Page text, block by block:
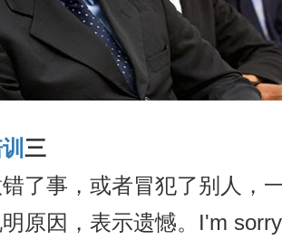
三
了事，或者冒犯了别人，
明原因，表示遗憾。I'm